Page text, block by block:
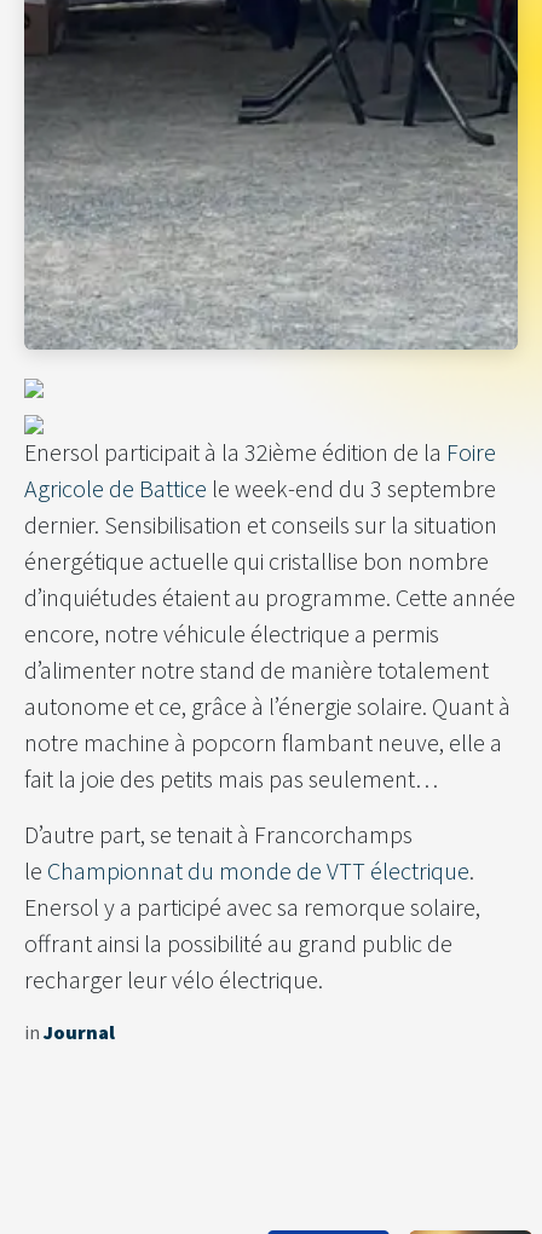
Enersol participait à la 32ième édition de la Foire
Agricole de Battice le week-end du 3 septembre
dernier. Sensibilisation et conseils sur la situation
énergétique actuelle qui cristallise bon nombre
d’inquiétudes étaient au programme. Cette année
encore, notre véhicule électrique a permis
d’alimenter notre stand de manière totalement
autonome et ce, grâce à l’énergie solaire. Quant à
notre machine à popcorn flambant neuve, elle a
fait la joie des petits mais pas seulement…
D’autre part, se tenait à Francorchamps
le Championnat du monde de VTT électrique.
Enersol y a participé avec sa remorque solaire,
offrant ainsi la possibilité au grand public de
recharger leur vélo électrique.
in Journal